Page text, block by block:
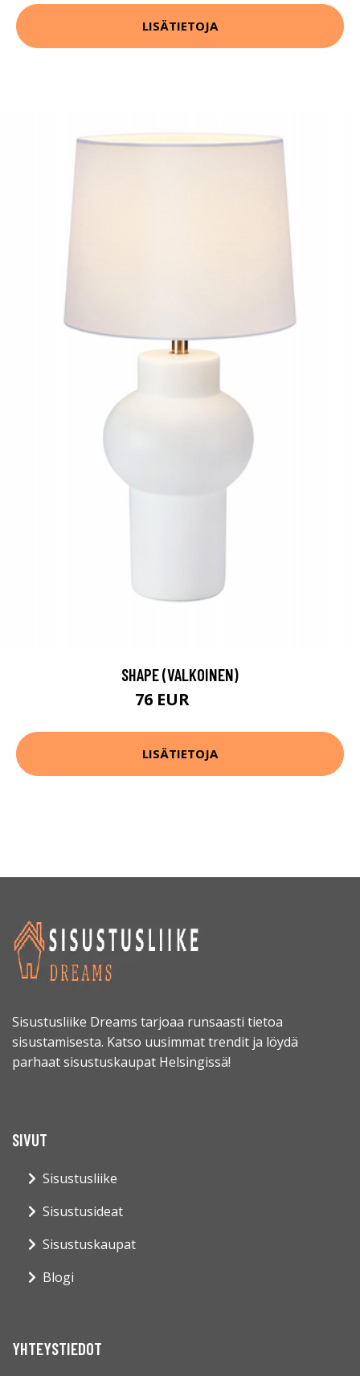
LISÄTIETOJA
SHAPE (VALKOINEN)
76 EUR
LISÄTIETOJA
Sisustusliike Dreams tarjoaa runsaasti tietoa
sisustamisesta. Katso uusimmat trendit ja löydä
parhaat sisustuskaupat Helsingissä!
SIVUT
Sisustusliike
Sisustusideat
Sisustuskaupat
Blogi
YHTEYSTIEDOT